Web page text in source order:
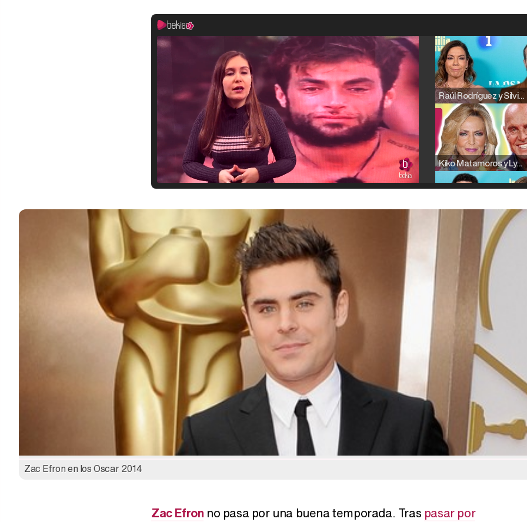
Raúl Rodríguez y Silvia Taulés nos cuentan su papel en 'La familia de la tele'
Kiko Matamoros y Lydia Lozano: "Nuestro público es de todas las edades y RTVE tiene un público muy pegado a las novelas, al que tenemos que captar"
Manu Baqueiro: "Tuve como referente a Bruce Willis en 'Luz de Luna' para mi trabajo en la serie 'Perdiendo el juicio'"
Zac Efron en los Oscar 2014
Zac Efron no pasa por una buena temporada. Tras pasar por